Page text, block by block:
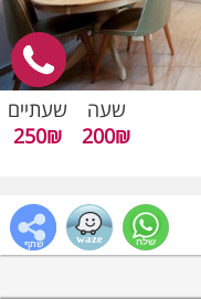
שעה
200₪
שעתיים
250₪